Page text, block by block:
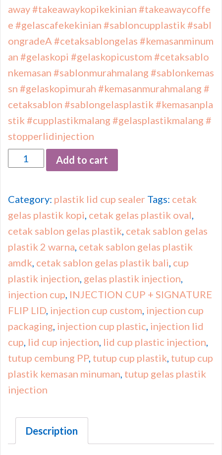
away#takeawaykopikekinian #takeawaycoffe
e #gelascafekekinian #sabloncupplastik #sabl
ongradeA #cetaksablongelas #kemasanminum
an #gelaskopi #gelaskopicustom #cetaksablo
nkemasan #sablonmurahmalang #sablonkemas
sn #gelaskopimurah #kemasanmurahmalang #
cetaksablon #sablongelasplastik #kemasanpla
stik #cupplastikmalang #gelasplastikmalang #
stopperlidinjection
Quantity
Add to cart
Category: plastik lid cup sealer Tags: cetak
gelas plastik kopi cetak gelas plastik oval
cetak sablon gelas plastik cetak sablon gelas
plastik 2 warna cetak sablon gelas plastik
amdk cetak sablon gelas plastik bali cup
plastik injection gelas plastik injection
injection cup INJECTION CUP + SIGNATURE
FLIP LID injection cup custom injection cup
packaging injection cup plastic injection lid
cup lid cup injection lid cup plastic injection
tutup cembung PP, tutup cup plastik tutup cup
plastik kemasan minuman tutup gelas plastik
injection
Description